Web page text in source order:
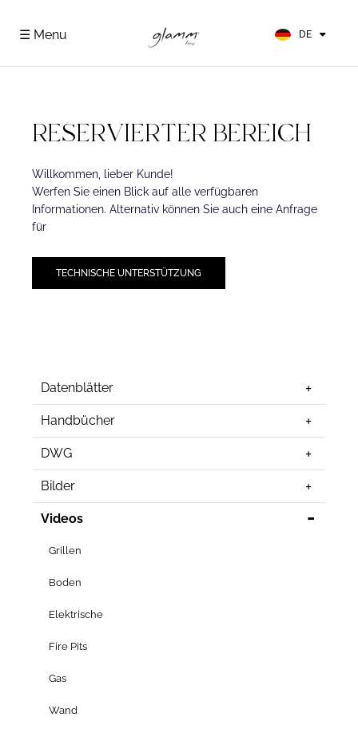
☰ Menu DE
ES
RESERVIERTER BEREICH
Willkommen, lieber Kunde!
Werfen Sie einen Blick auf alle verfügbaren
Informationen. Alternativ können Sie auch eine Anfrage
für
TECHNISCHE UNTERSTÜTZUNG
Datenblätter
Handbücher
DWG
Bilder
Videos
Grillen
Boden
Elektrische
Fire Pits
Gas
Wand